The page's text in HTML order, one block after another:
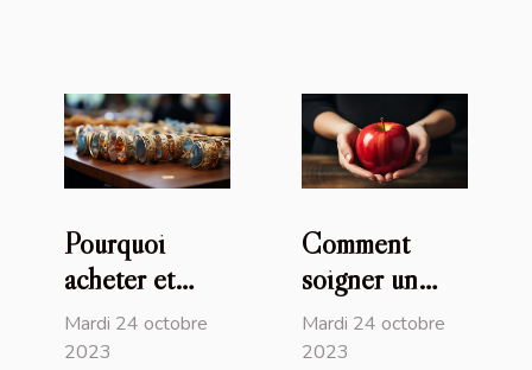
Pourquoi
acheter et
utiliser les
bijoux faits à
Mardi 24 octobre
2023
Comment
soigner un
ventre
ballonné ?
Mardi 24 octobre
2023